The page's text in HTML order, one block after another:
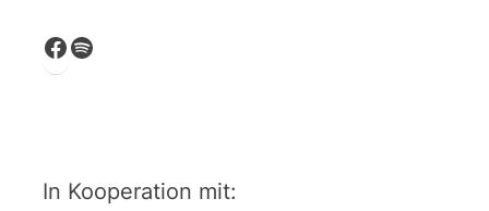
Facebook
Spotify
In Kooperation mit: